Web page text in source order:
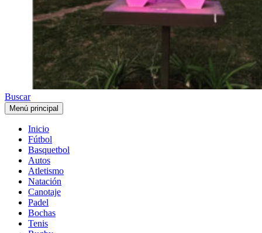
Buscar
Menú principal
Inicio
Fútbol
Basquetbol
Autos
Atletismo
Natación
Canotaje
Padel
Bochas
Tenis